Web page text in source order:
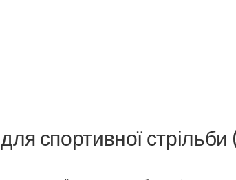
спортивної стрільби